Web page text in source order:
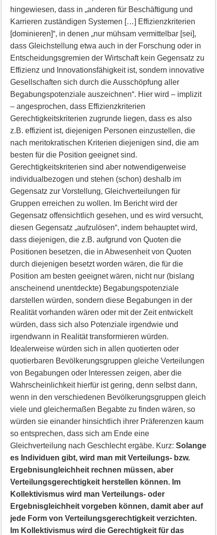
hingewiesen, dass in „anderen für Beschäftigung und
Karrieren zuständigen Systemen […] Effizienzkriterien
[dominieren]“, in denen „nur mühsam vermittelbar [sei],
dass Gleichstellung etwa auch in der Forschung oder in
Entscheidungsgremien der Wirtschaft kein Gegensatz zu
Effizienz und Innovationsfähigkeit ist, sondern innovative
Gesellschaften sich durch die Ausschöpfung aller
Begabungspotenziale auszeichnen“. Hier wird – implizit
– angesprochen, dass Effizienzkriterien
Gerechtigkeitskriterien zugrunde liegen, dass es also
z.B. effizient ist, diejenigen Personen einzustellen, die
nach meritokratischen Kriterien diejenigen sind, die am
besten für die Position geeignet sind.
Gerechtigkeitskriterien sind aber notwendigerweise
individualbezogen und stehen (schon) deshalb im
Gegensatz zur Vorstellung, Gleichverteilungen für
Gruppen erreichen zu wollen. Im Bericht wird der
Gegensatz offensichtlich gesehen, und es wird versucht,
diesen Gegensatz „aufzulösen“, indem behauptet wird,
dass diejenigen, die z.B. aufgrund von Quoten die
Positionen besetzen, die in Abwesenheit von Quoten
durch diejenigen besetzt worden wären, die für die
Position am besten geeignet wären, nicht nur (bislang
anscheinend unentdeckte) Begabungspotenziale
darstellen würden, sondern diese Begabungen in der
Realität vorhanden wären oder mit der Zeit entwickelt
würden, dass sich also Potenziale irgendwie und
irgendwann in Realität transformieren würden.
Idealerweise würden sich in allen quotierten oder
quotierbaren Bevölkerungsgruppen gleiche Verteilungen
von Begabungen oder Interessen zeigen, aber die
Wahrscheinlichkeit hierfür ist gering, denn selbst dann,
wenn in den verschiedenen Bevölkerungsgruppen gleich
viele und gleichermaßen Begabte zu finden wären, so
würden sie einander hinsichtlich ihrer Präferenzen kaum
so entsprechen, dass sich am Ende eine
Gleichverteilung nach Geschlecht ergäbe. Kurz: Solange
es Individuen gibt, wird man mit Verteilungs- bzw.
Ergebnisungleichheit rechnen müssen, aber
Verteilungsgerechtigkeit herstellen können. Im
Kollektivismus wird man Verteilungs- oder
Ergebnisgleichheit vorgeben können, damit aber auf
jede Form von Verteilungsgerechtigkeit verzichten.
Im Kollektivismus wird die Gerechtigkeit für das